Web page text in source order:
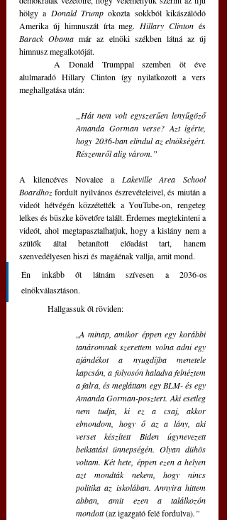
hölgy a Donald Trump okozta sokkból kikászálódó
Amerika új himnuszát írta meg. Hillary Clinton
Barack Obama már az elnöki székben látná az új
himnusz megalkotóját.
alulmaradó Hillary Clinton így nyilatkozott a vers
meghallgatása után:
„Hát nem volt egyszerűen lenyűgöző
Amanda Gorman verse? Azt ígérte,
hogy 2036-ban elindul az elnökségért.
Részemről alig várom.”
A kilencéves Novalee a Lakeville Area School
Boardhoz fordult nyilvános észrevételeivel, és miután a
videót hétvégén közzétették a YouTube-on, rengeteg
lelkes és büszke követőre talált. Érdemes megtekinteni a
videót, ahol megtapasztalhatjuk, hogy a kislány nem a
szülők által betanított előadást tart, hanem
szenvedélyesen hiszi és magáénak vallja, amit mond.
Én inkább őt látnám szívesen a 2036-os
elnökválasztáson.
	Hallgassuk őt röviden:
„A minap, amikor éppen egy korábbi
tanáromnak szerettem volna adni egy
ajándékot a nyugdíjba menetele
kapcsán, a folyosón haladva felnéztem
a falra, és megláttam egy BLM- és egy
Amanda Gorman-posztert. Aki esetleg
nem tudja, ki ez a csaj, akkor
elmondom, hogy ő az a lány, aki
verset készített Biden úgynevezett
beiktatási ünnepségén. Olyan dühös
voltam. Két hete, éppen ezen a helyen
azt mondták nekem, hogy nincs
politika az iskolában. Annyira hittem
abban, amit ezen a találkozón
mondott (az igazgató felé fordulva).”